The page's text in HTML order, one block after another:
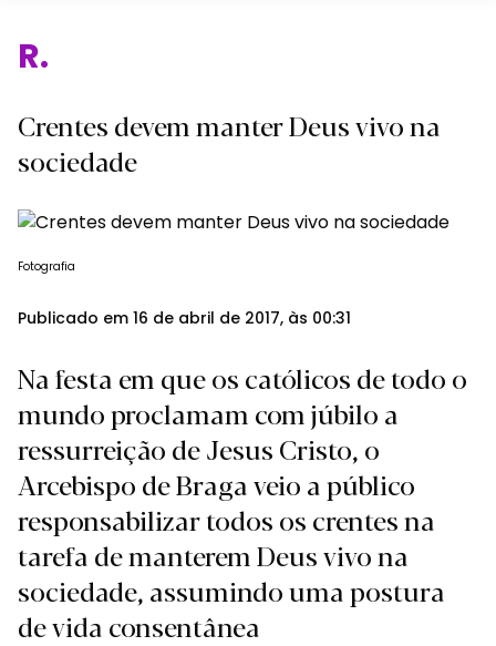
Relig
Crentes devem manter Deus vivo na
sociedade
Fotografia
Publicado em 16 de abril de 2017, às 00:31
Na festa em que os católicos de todo o
mundo proclamam com júbilo a
ressurreição de Jesus Cristo, o
Arcebispo de Braga veio a público
responsabilizar todos os crentes na
tarefa de manterem Deus vivo na
sociedade, assumindo uma postura
de vida consentânea